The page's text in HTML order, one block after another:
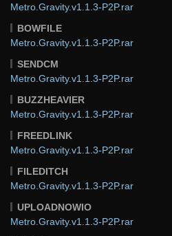
Metro.Gravity.v1.1.3-P2P.rar
BOWFILE
Metro.Gravity.v1.1.3-P2P.rar
SENDCM
Metro.Gravity.v1.1.3-P2P.rar
BUZZHEAVIER
Metro.Gravity.v1.1.3-P2P.rar
FREEDLINK
Metro.Gravity.v1.1.3-P2P.rar
FILEDITCH
Metro.Gravity.v1.1.3-P2P.rar
UPLOADNOWIO
Metro.Gravity.v1.1.3-P2P.rar